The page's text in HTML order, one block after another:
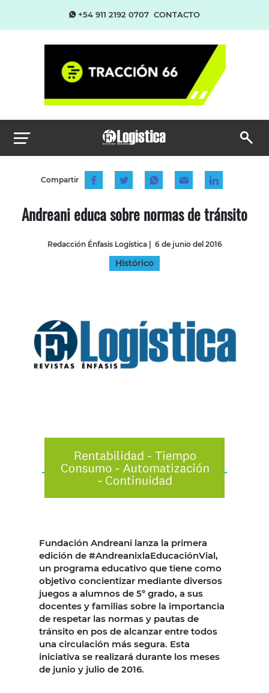
+54 911 2192 0707 CONTACTO
Compartir
Andreani educa sobre normas de tránsito
Redacción Énfasis Logística| 6 de junio del 2016
Histórico
Fundación Andreani lanza la primera
edición de #AndreanixlaEducaciónVial,
un programa educativo que tiene como
objetivo concientizar mediante diversos
juegos a alumnos de 5° grado, a sus
docentes y familias sobre la importancia
de respetar las normas y pautas de
tránsito en pos de alcanzar entre todos
una circulación más segura. Esta
iniciativa se realizará durante los meses
de junio y julio de 2016.